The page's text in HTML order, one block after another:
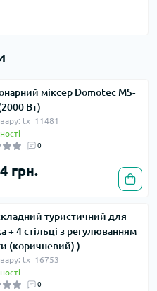
міксер Domotec MS-
Вт)
tx_11481
0
грн.
туристичний для
+ 4 стільці з регулюванням
(коричневий) )
tx_16753
0